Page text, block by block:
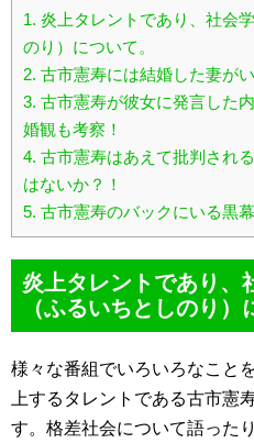
1. 炎上タレントであり、社会
のり）について。
2. 古市憲寿には結婚した妻が
3. 古市憲寿が彼女に発言した
婚観も考察！
4. 古市憲寿はあえて批判され
はないか？！
5. 古市憲寿のバックにいる黒幕
炎上タレントであり、
（ふるいちとしのり）
様々な番組でいろいろなこと
上するタレントである古市憲
す。格差社会について語った